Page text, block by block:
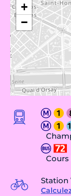
+
−
Cours
Station